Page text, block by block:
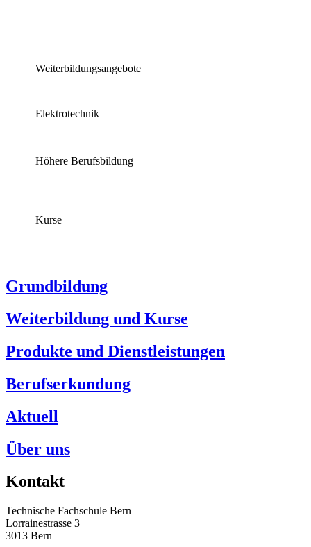
Weiterbildungsangebote
Elektrotechnik
Höhere Berufsbildung
Kurse
Grundbildung
Weiterbildung und Kurse
Produkte und Dienstleistungen
Berufserkundung
Aktuell
Über uns
Kontakt
Technische Fachschule Bern
Lorrainestrasse 3
3013 Bern